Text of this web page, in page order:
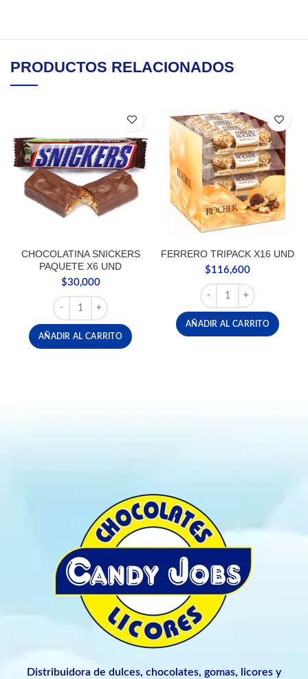
PRODUCTOS RELACIONADOS
CHOCOLATINA SNICKERS
PAQUETE X6 UND
$30,000
CHOCOLATINA SNICKERS PAQUETE X6 UND cantidad
AÑADIR AL CARRITO
FERRERO TRIPACK X16 UND
$116,600
FERRERO TRIPACK
AÑADIR AL CARRITO
Distribuidora de dulces, chocolates, gomas, licores y